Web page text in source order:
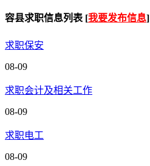
容县求职信息列表 [我要发布信息]
求职保安
08-09
求职会计及相关工作
08-09
求职电工
08-09